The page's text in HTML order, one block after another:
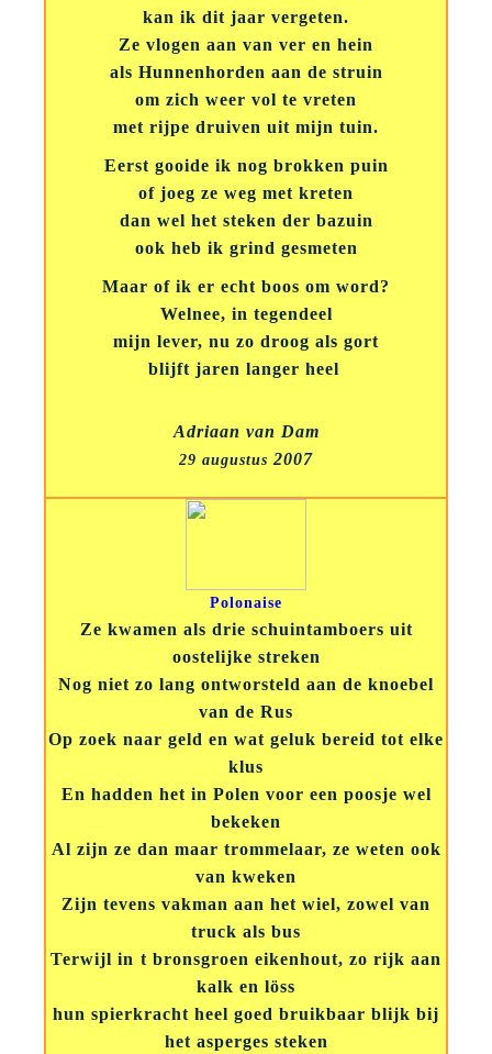
kan ik dit jaar vergeten.
Ze vlogen aan van ver en hein
als Hunnenhorden aan de struin
om zich weer vol te vreten
met rijpe druiven uit mijn tuin.
Eerst gooide ik nog brokken puin
of joeg ze weg met kreten
dan wel het steken der bazuin
ook heb ik grind gesmeten
Maar of ik er echt boos om word?
Welnee, in tegendeel
mijn lever, nu zo droog als gort
blijft jaren langer heel
Adriaan van Dam
29 augustus 2007
Polonaise
Ze kwamen als drie schuintamboers uit
oostelijke streken
Nog niet zo lang ontworsteld aan de knoebel
van de Rus
Op zoek naar geld en wat geluk bereid tot elke
klus
En hadden het in Polen voor een poosje wel
bekeken
Al zijn ze dan maar trommelaar, ze weten ook
van kweken
Zijn tevens vakman aan het wiel, zowel van
truck als bus
Terwijl in t bronsgroen eikenhout, zo rijk aan
kalk en löss
hun spierkracht heel goed bruikbaar blijk bij
het asperges steken